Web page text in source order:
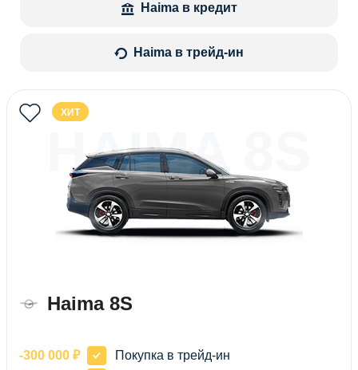
Haima в кредит
Haima в трейд-ин
ХИТ
HAIMA 8S
Haima 8S
-300 000 ₽
Покупка в трейд-ин